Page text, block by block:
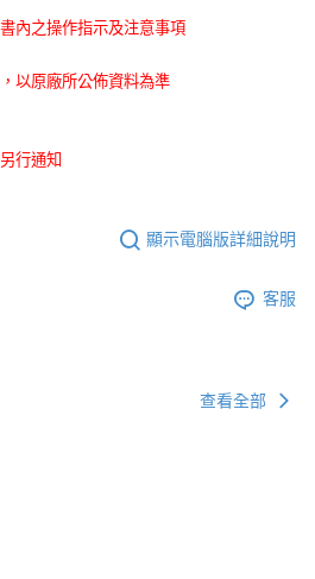
內之操作指示及注意事項
以原廠所公佈資料為準
行通知
顯示電腦版詳細說明
客服
查看全部